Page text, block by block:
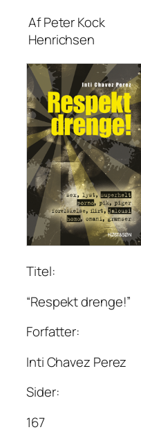
Af Peter Kock
Henrichsen
Titel:
“Respekt drenge!”
Forfatter:
Inti Chavez Perez
Sider:
167